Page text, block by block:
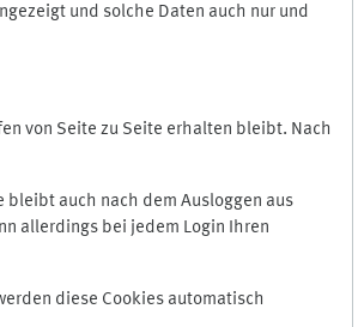
und solche Daten auch nur und
von Seite zu Seite erhalten bleibt. Nach
auch nach dem Ausloggen aus
allerdings bei jedem Login Ihren
diese Cookies automatisch